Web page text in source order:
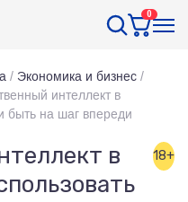
0
/ Экономика и бизнес /
интеллект в
быть на шаг впереди
в
18+